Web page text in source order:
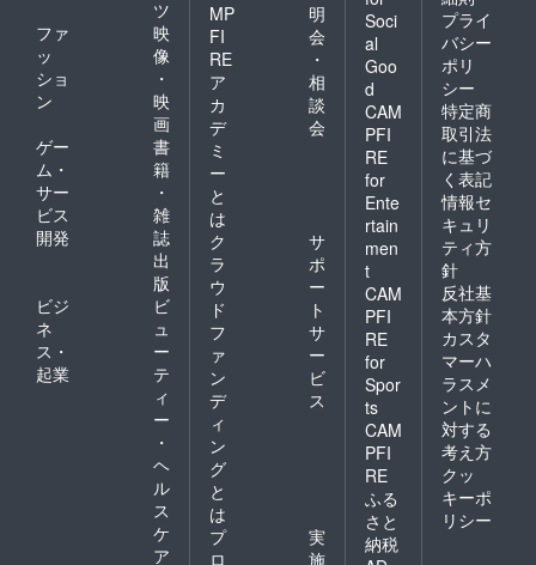
ツ
ファ
ッ
ショ
ン
映
像
・
映
画
ゲー
ム・
サー
ビス
開発
書
籍
・
雑
誌
出
版
ビジ
ネ
ス・
起業
ビ
ュ
ー
テ
ィ
ー
・
ヘ
ル
ス
ケ
ア
MP
FI
RE
ア
カ
デ
ミ
ー
と
は
明
会
・
相
談
会
ク
ラ
ウ
ド
フ
ァ
ン
デ
ィ
ン
グ
と
は
サ
ポ
ー
ト
サ
ー
ビ
ス
プ
ロ
実
施
Soci
al
Goo
d
CAM
PFI
RE
for
Ente
rtain
men
t
CAM
PFI
RE
for
Spor
ts
CAM
PFI
RE
ふる
さと
納税
プライ
バシー
ポリ
シー
特定商
取引法
に基づ
く表記
情報セ
キュリ
ティ方
針
反社基
本方針
カスタ
マーハ
ラスメ
ントに
対する
考え方
クッ
キーポ
リシー